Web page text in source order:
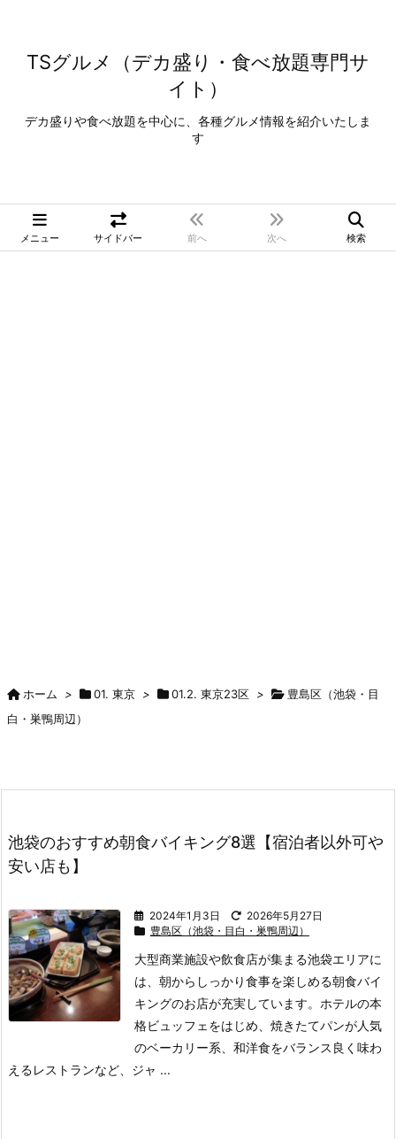
TSグルメ（デカ盛り・食べ放題専門サ
イト）
デカ盛りや食べ放題を中心に、各種グルメ情報を紹介いたしま
す
メニュー サイドバー 前へ 次へ 検索
ホーム > 01. 東京 > 01.2. 東京23区 >
豊島区（池袋・目
白・巣鴨周辺）
池袋のおすすめ朝食バイキング8選【宿泊者以外可や
安い店も】
2024年1月3日
2026年5月27日
豊島区（池袋・目白・巣鴨周辺）
大型商業施設や飲食店が集まる池袋エリアに
は、朝からしっかり食事を楽しめる朝食バイ
キングのお店が充実しています。 ホテルの本
格ビュッフェをはじめ、焼きたてパンが人気
のベーカリー系、和洋食をバランス良く味わ
えるレストランなど、ジャ ...